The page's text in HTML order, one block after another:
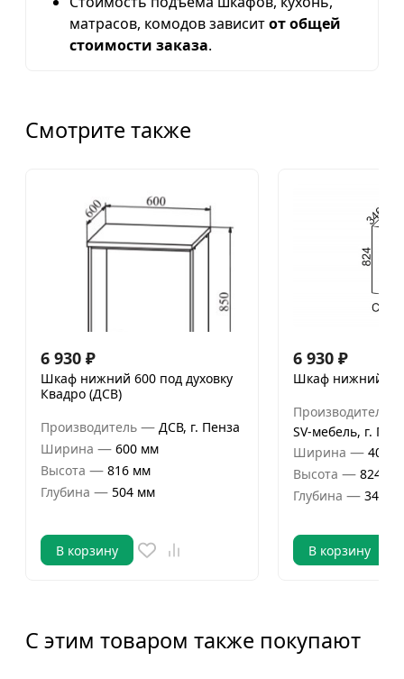
матрасов, комодов зависитот общей
стоимости заказа.
Смотрите также
6 930 ₽
Шкаф нижний 600 под духовку
Квадро (ДСВ)
Производитель — ДСВ, г. Пенза
Ширина — 600 мм
Высота — 816 мм
Глубина — 504 мм
В корзину
6 930 ₽
Шкаф нижний
Производитель
SV-мебель, г.
Ширина — 400
Высота — 824 мм
Глубина — 346
В корзину
С этим товаром также покупают